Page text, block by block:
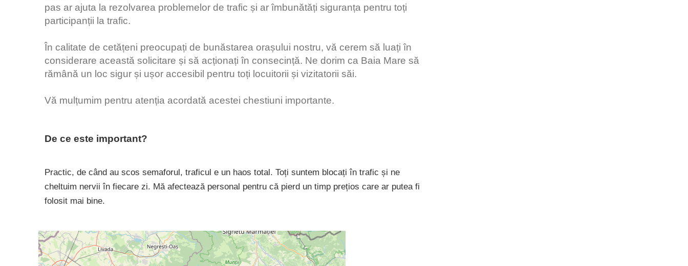
pas ar ajuta la rezolvarea problemelor de trafic și ar îmbunătăți siguranța pentru toți
participanții la trafic.
În calitate de cetățeni preocupați de bunăstarea orașului nostru, vă cerem să luați în
considerare această solicitare și să acționați în consecință. Ne dorim ca Baia Mare să
rămână un loc sigur și ușor accesibil pentru toți locuitorii și vizitatorii săi.
Vă mulțumim pentru atenția acordată acestei chestiuni importante.
De ce este important?
Practic, de când au scos semaforul, traficul e un haos total. Toți suntem blocați în trafic și ne
cheltuim nervii în fiecare zi. Mă afectează personal pentru că pierd un timp prețios care ar putea fi
folosit mai bine.